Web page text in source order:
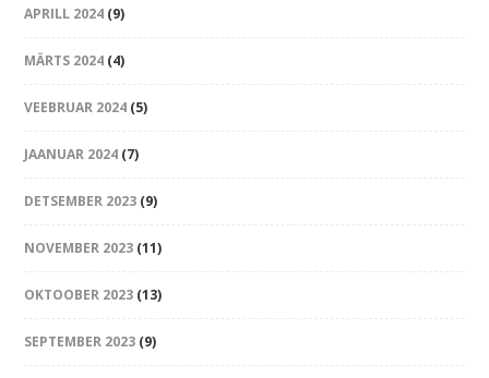
APRILL 2024 (9)
MÄRTS 2024 (4)
VEEBRUAR 2024 (5)
JAANUAR 2024 (7)
DETSEMBER 2023 (9)
NOVEMBER 2023 (11)
OKTOOBER 2023 (13)
SEPTEMBER 2023 (9)